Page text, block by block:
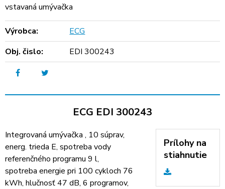
vstavaná umývačka
Výrobca:
ECG
Obj. čislo:
EDI 300243
ECG EDI 300243
Prílohy na
stiahnutie
Integrovaná umývačka , 10 súprav,
energ. trieda E, spotreba vody
referenčného programu 9 l,
spotreba energie pri 100 cykloch 76
kWh, hlučnosť 47 dB, 6 programov,